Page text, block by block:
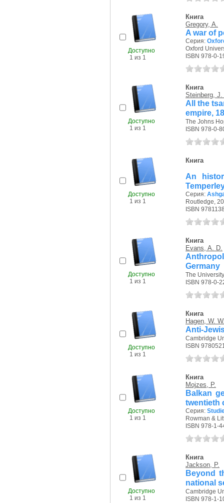
Доступно
1 из 1
Книга
Gregory, A.
A war of
Серия:
Oxford
ISBN 978-0-
Доступно
1 из 1
Книга
Steinberg, J.
All the
empire,
The Johns
ISBN 978-0-
Доступно
1 из 1
Книга
An
Серия:
Routledge,
ISBN
Доступно
1 из 1
Книга
Evans, A. D.
Germany
The
ISBN 978-0-
Доступно
1 из 1
Книга
Hagen, W.
Anti-
Cambridge
ISBN
Доступно
1 из 1
Книга
Mojzes, P.
Balkan
twentieth
Серия:
Rowman &
ISBN 978-1-
Доступно
1 из 1
Книга
Jackson, P.
Beyond
national
Cambridge
ISBN 978-1-